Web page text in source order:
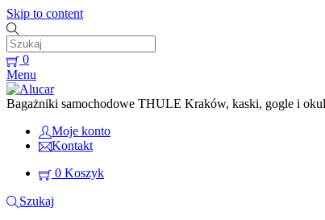
Skip to content
0
Menu
Bagażniki samochodowe THULE Kraków, kaski, gogle i
Moje konto
Kontakt
0 Koszyk
Szukaj